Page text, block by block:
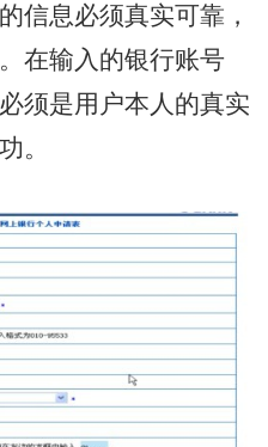
信息必须真实可靠，
在输入的银行账号
须是用户本人的真实
。